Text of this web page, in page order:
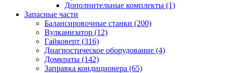
Дополнительные комплекты (1)
Запасные части
Балансировочные станки (200)
Вулканизатор (12)
Гайковерт (316)
Диагностическое оборудование (4)
Домкраты (142)
Заправка кондиционера (65)